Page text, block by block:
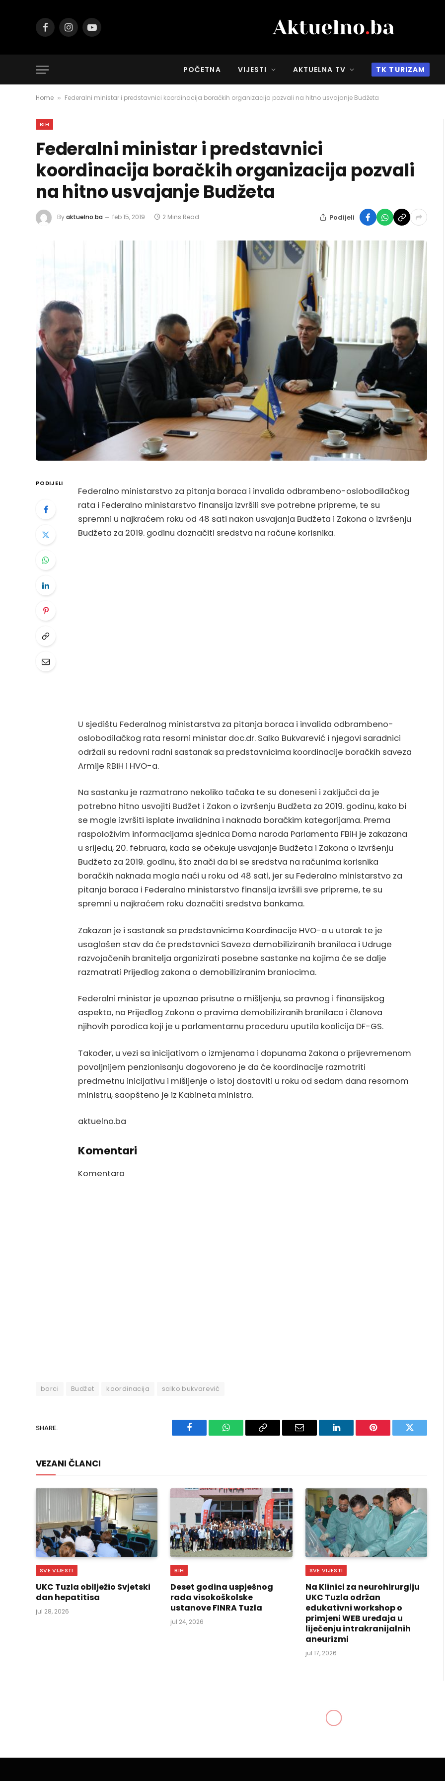
FacebookInstagramYouTube
POČETNA VIJESTI AKTUELNA TV TK TURIZAM
Home » Federalni ministar i predstavnici koordinacija boračkih organizacija pozvali na hitno usvajanje Budžeta
BIH
Federalni ministar i predstavnici
koordinacija boračkih organizacija pozvali
na hitno usvajanje Budžeta
Byaktuelno.ba feb 15, 2019 2 Mins Read Podijeli
PODIJELI
Federalno ministarstvo za pitanja boraca i invalida odbrambeno-oslobodilačkog
rata i Federalno ministarstvo finansija izvršili sve potrebne pripreme, te su
spremni u najkraćem roku od 48 sati nakon usvajanja Budžeta i Zakona o izvršenju
Budžeta za 2019. godinu doznačiti sredstva na račune korisnika.
U sjedištu Federalnog ministarstva za pitanja boraca i invalida odbrambeno-
oslobodilačkog rata resorni ministar doc.dr. Salko Bukvarević i njegovi saradnici
održali su redovni radni sastanak sa predstavnicima koordinacije boračkih saveza
Armije RBiH i HVO-a.
Na sastanku je razmatrano nekoliko tačaka te su doneseni i zaključci da je
potrebno hitno usvojiti Budžet i Zakon o izvršenju Budžeta za 2019. godinu, kako bi
se mogle izvršiti isplate invalidnina i naknada boračkim kategorijama. Prema
raspoloživim informacijama sjednica Doma naroda Parlamenta FBiH je zakazana
u srijedu, 20. februara, kada se očekuje usvajanje Budžeta i Zakona o izvršenju
Budžeta za 2019. godinu, što znači da bi se sredstva na računima korisnika
boračkih naknada mogla naći u roku od 48 sati, jer su Federalno ministarstvo za
pitanja boraca i Federalno ministarstvo finansija izvršili sve pripreme, te su
spremni u najkraćem roku doznačiti sredstva bankama.
Zakazan je i sastanak sa predstavnicima Koordinacije HVO-a u utorak te je
usaglašen stav da će predstavnici Saveza demobiliziranih branilaca i Udruge
razvojačenih branitelja organizirati posebne sastanke na kojima će se dalje
razmatrati Prijedlog zakona o demobiliziranim braniocima.
Federalni ministar je upoznao prisutne o mišljenju, sa pravnog i finansijskog
aspekta, na Prijedlog Zakona o pravima demobiliziranih branilaca i članova
njihovih porodica koji je u parlamentarnu proceduru uputila koalicija DF-GS.
Također, u vezi sa inicijativom o izmjenama i dopunama Zakona o prijevremenom
povoljnijem penzionisanju dogovoreno je da će koordinacije razmotriti
predmetnu inicijativu i mišljenje o istoj dostaviti u roku od sedam dana resornom
ministru, saopšteno je iz Kabineta ministra.
aktuelno.ba
Komentari
Komentara
borci Budžet koordinacija salko bukvarević
SHARE.
Facebook WhatsAppCopy
Email LinkedIn Pinterest Twitter
VEZANI ČLANCI
SVE VIJESTI
UKC Tuzla obilježio Svjetski
dan hepatitisa
jul 28, 2026
BIH
Deset godina uspješnog
rada visokoškolske
ustanove FINRA Tuzla
jul 24, 2026
SVE VIJESTI
Na Klinici za neurohirurgiju
UKC Tuzla održan
edukativni workshop o
primjeni WEB uređaja u
liječenju intrakranijalnih
aneurizmi
jul 17, 2026
Gazi Turali-begova plaketa uručena Hasan-